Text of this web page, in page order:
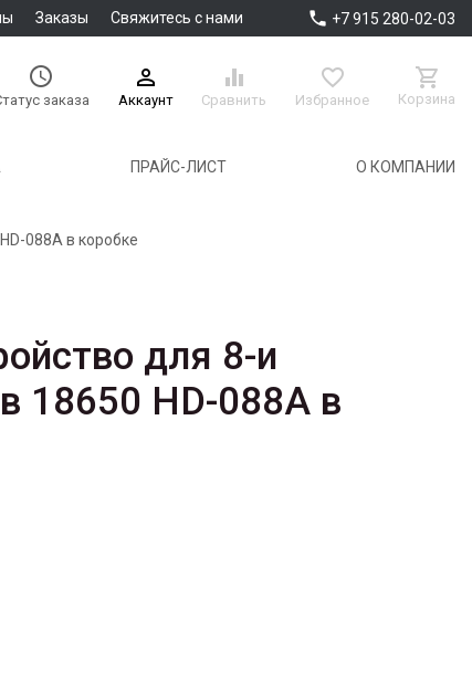
Заказы Свяжитесь с нами  +7 915 280-02-03

заказа

Аккаунт

Сравнить

Избранное

Корзина
ПРАЙС-ЛИСТ О КОМПАНИИ
088A в коробке
для 8-и
18650 HD-088A в